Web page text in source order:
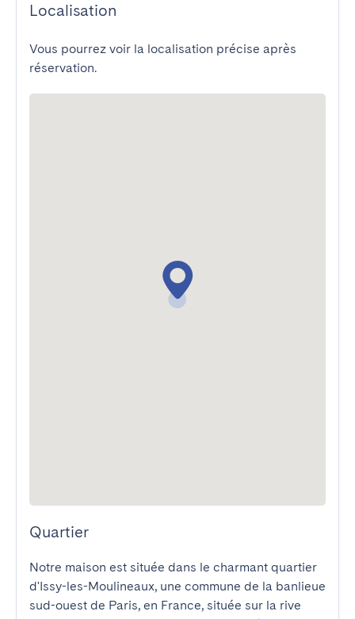
Localisation
Vous pourrez voir la localisation précise après
réservation.
Quartier
Notre maison est située dans le charmant quartier
d'Issy-les-Moulineaux, une commune de la banlieue
sud-ouest de Paris, en France, située sur la rive